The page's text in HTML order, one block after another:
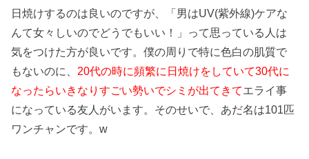
日焼けするのは良いのですが、「男はUV(紫外線)ケアな
んて女々しいのでどうでもいい！」って思っている人は
気をつけた方が良いです。僕の周りで特に色白の肌質で
もないのに、 20代の時に頻繁に日焼けをしていて30代に
なったらいきなりすごい勢いでシミが出てきてエライ事
になっている友人がいます。そのせいで、あだ名は101匹
ワンチャンです。w